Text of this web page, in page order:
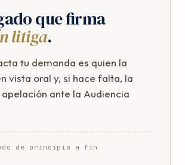
que firma
litiga.
tu demanda es quien la
vista oral y, si hace falta, la
ante la Audiencia
de principio a fin